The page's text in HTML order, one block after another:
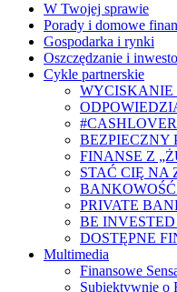
W Twojej sprawie
Porady i domowe
Gospodarka i rynki
Oszczędzanie i
Cykle partnerskie
WYCISKANIE
BEZPIECZNY
FINANSE Z
STAĆ CIĘ NA
PRIVATE
BE
DOSTĘPNE
Multimedia
Finansowe
Subiektywnie o